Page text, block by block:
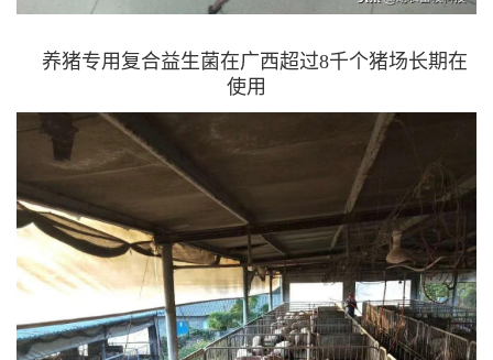
养猪专用复合益生菌在广西超过8千个猪场长期在
使用